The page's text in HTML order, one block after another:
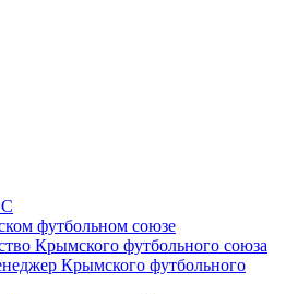
футбольном союзе
Крымского футбольного союза
Крымского футбольного